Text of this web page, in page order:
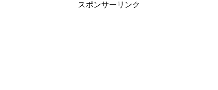
スポンサーリンク